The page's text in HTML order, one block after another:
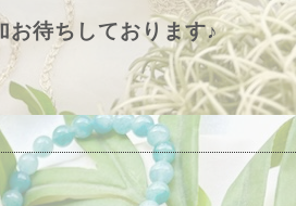
お待ちしております♪